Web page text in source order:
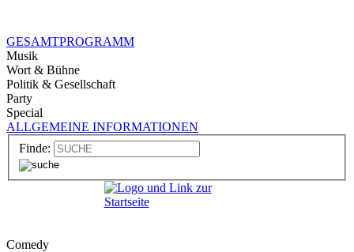
GESAMTPROGRAMM
Musik
Wort & Bühne
Politik & Gesellschaft
Party
Special
ALLGEMEINE INFORMATIONEN
Finde:
Comedy